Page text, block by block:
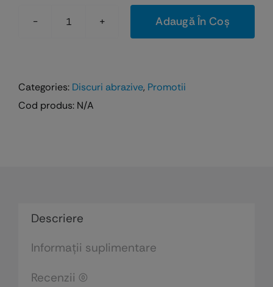
4,52 lei.
Cantitate
mm
Adaugă În Coș
Categories: Discuri abrazive, Promotii
Cod produs: N/A
Descriere
Informații suplimentare
Recenzii (0)